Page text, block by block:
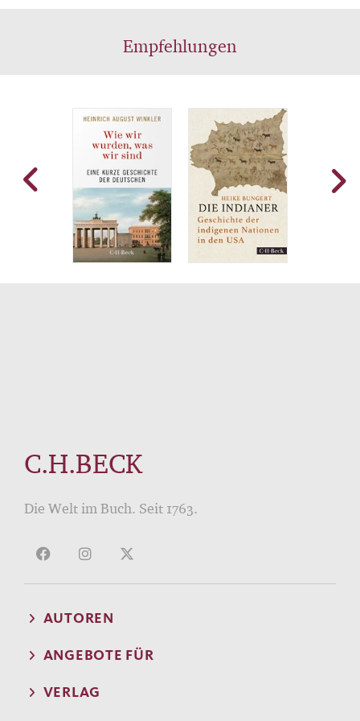
Empfehlungen
C.H.BECK
Die Welt im Buch. Seit 1763.
AUTOREN
ANGEBOTE FÜR
VERLAG